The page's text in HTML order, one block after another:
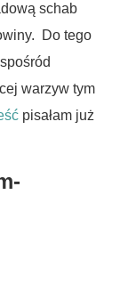
schab
Do tego
warzyw tym
pisałam już